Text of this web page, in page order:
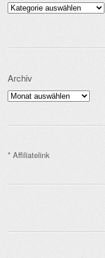
Kategorien
Archiv
Archiv
* Affiliatelink